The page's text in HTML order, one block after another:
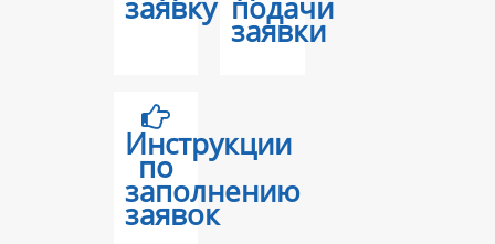
заявки
Инструкции
по
заполнению
заявок